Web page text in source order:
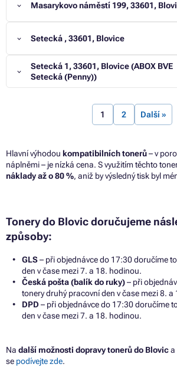
Masarykovo náměstí 199, 33601,
Setecká , 33601, Blovice
Setecká 1, 33601, Blovice (ABOX BVE
Setecká (Penny))
1 2 Další »
Hlavní výhodou kompatibilních tonerů– v
náplněmi – je nízká cena. S využitím těchto
náklady až o 80 %, aniž by výsledný tisk byl
Tonery do Blovic doručujeme
způsoby:
GLS– při objednávce do 17:30 doručíme
den v čase mezi 7. a 18. hodinou.
Česká pošta (balík do ruky)– při
tonery druhý pracovní den v čase mezi 8. a
DPD – při objednávce do 17:30 doručíme
den v čase mezi 7. a 18. hodinou.
Na další možnosti dopravy tonerů do Blovica
se podívejte zde.